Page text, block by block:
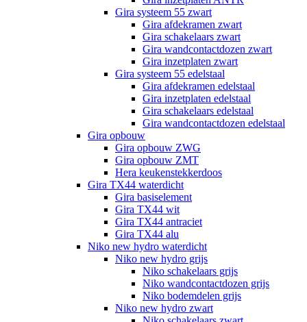
Gira systeem 55 zwart
Gira afdekramen zwart
Gira schakelaars zwart
Gira wandcontactdozen zwart
Gira inzetplaten zwart
Gira systeem 55 edelstaal
Gira afdekramen edelstaal
Gira inzetplaten edelstaal
Gira schakelaars edelstaal
Gira wandcontactdozen edelstaal
Gira opbouw
Gira opbouw ZWG
Gira opbouw ZMT
Hera keukenstekkerdoos
Gira TX44 waterdicht
Gira basiselement
Gira TX44 wit
Gira TX44 antraciet
Gira TX44 alu
Niko new hydro waterdicht
Niko new hydro grijs
Niko schakelaars grijs
Niko wandcontactdozen grijs
Niko bodemdelen grijs
Niko new hydro zwart